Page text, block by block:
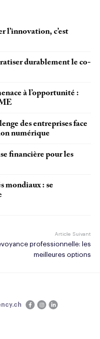
l’innovation, c’est
durablement le co-
à l’opportunité :
des entreprises face
numérique
financière pour les
mondiaux : se
Article Suivant
professionnelle: les
meilleures options